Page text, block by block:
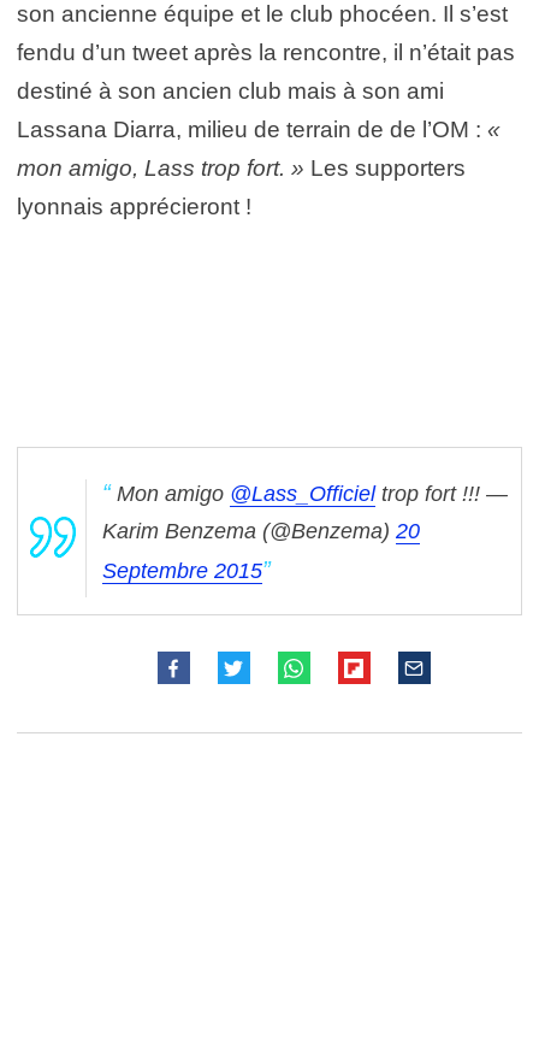
son ancienne équipe et le club phocéen. Il s’est
fendu d’un tweet après la rencontre, il n’était pas
destiné à son ancien club mais à son ami
Lassana Diarra, milieu de terrain de de l’OM : «
mon amigo, Lass trop fort. » Les supporters
lyonnais apprécieront !
Mon amigo @Lass_Officieltrop fort !!! —
Karim Benzema (@Benzema) 20
Septembre 2015